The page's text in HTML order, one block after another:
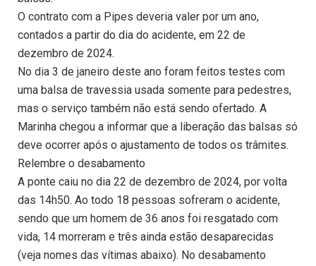
O contrato com a Pipes deveria valer por um ano,
contados a partir do dia do acidente, em 22 de
dezembro de 2024.
No dia 3 de janeiro deste ano foram feitos testes com
uma balsa de travessia usada somente para pedestres,
mas o serviço também não está sendo ofertado. A
Marinha chegou a informar que a liberação das balsas só
deve ocorrer após o ajustamento de todos os trâmites.
Relembre o desabamento
A ponte caiu no dia 22 de dezembro de 2024, por volta
das 14h50. Ao todo 18 pessoas sofreram o acidente,
sendo que um homem de 36 anos foi resgatado com
vida, 14 morreram e três ainda estão desaparecidas
(veja nomes das vítimas abaixo). No desabamento